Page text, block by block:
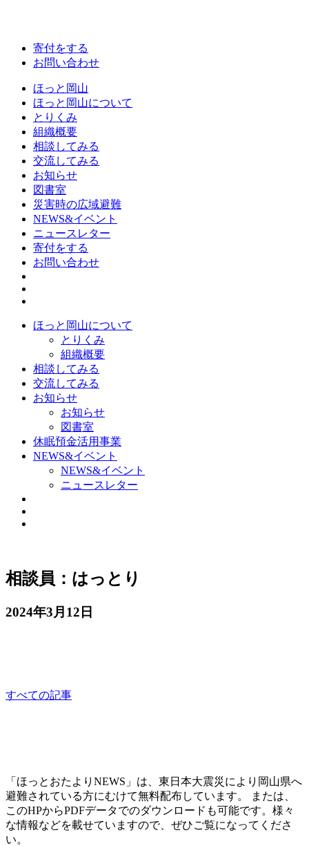
寄付をする
お問い合わせ
ほっと岡山
ほっと岡山について
とりくみ
組織概要
相談してみる
交流してみる
お知らせ
図書室
災害時の広域避難
NEWS&イベント
ニュースレター
寄付をする
お問い合わせ
ほっと岡山について
とりくみ
組織概要
相談してみる
交流してみる
お知らせ
お知らせ
図書室
休眠預金活用事業
NEWS&イベント
NEWS&イベント
ニュースレター
相談員：はっとり
2024年3月12日
すべての記事
「ほっとおたよりNEWS」は、東日本大震災により岡山県へ
避難されている方にむけて無料配布しています。 または、
このHPからPDFデータでのダウンロードも可能です。様々
な情報などを載せていますので、ぜひご覧になってくださ
い。